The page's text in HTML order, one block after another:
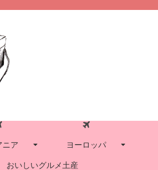
ニア ヨーロッパ
おいしいグルメ土産